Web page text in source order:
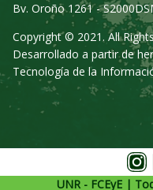
Bv. Oroño 1261 -
Copyright © 2021. All
Desarrollado a partir de
Tecnología de la
UNR - FCEyE |